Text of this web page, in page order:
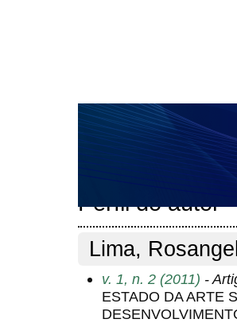
CAPA SOBRE ACESSO
NOTÍCIAS
PORTAL DE
PARA AVALIADORES
NOVA
Perfil do autor
Lima,
v. 1, n. 2 (2011) -
ESTADO DA ARTE